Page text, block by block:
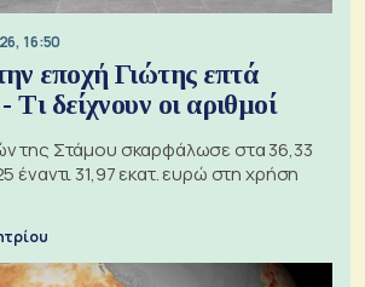
16:50
εποχή Γιώτης επτά
Τι δείχνουν οι αριθμοί
της Στάμου σκαρφάλωσε στα 36,33
έναντι 31,97 εκατ. ευρώ στη χρήση